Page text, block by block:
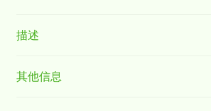
描述
其他信息